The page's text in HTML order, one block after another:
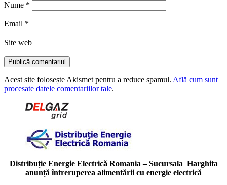
Nume *
Email *
Site web
Acest site folosește Akismet pentru a reduce spamul. Află cum sunt
procesate datele comentariilor tale.
Distribuție Energie Electrică Romania – Sucursala Harghita
anunță întreruperea alimentării cu energie electrică